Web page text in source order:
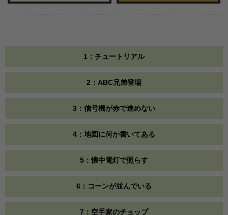
1：チュートリアル
2：ABC兄弟登場
3：信号機が赤で進めない
4：地図に何か書いてある
5：懐中電灯で照らす
6：コーンが並んでいる
7：空手家のチョップ